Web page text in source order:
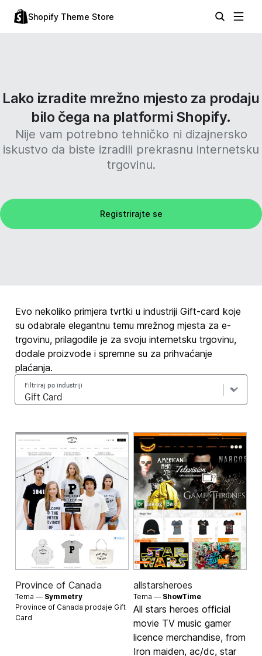
Shopify Theme Store
Lako izradite mrežno mjesto za prodaju
bilo čega na platformi Shopify.
Nije vam potrebno tehničko ni dizajnersko
iskustvo da biste izradili prekrasnu internetsku
trgovinu.
Registrirajte se
Evo nekoliko primjera tvrtki u industriji Gift-card koje
su odabrale elegantnu temu mrežnog mjesta za e-
trgovinu, prilagodile je za svoju internetsku trgovinu,
dodale proizvode i spremne su za prihvaćanje
plaćanja.
Filtriraj po industriji
Province of Canada
Tema — Symmetry
Province of Canada prodaje Gift
Card
allstarsheroes
Tema — ShowTime
All stars heroes official
movie TV music gamer
licence merchandise, from
Iron maiden, ac/dc, star